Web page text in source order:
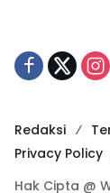
Redaksi
Privacy Policy
Hak Cipta @